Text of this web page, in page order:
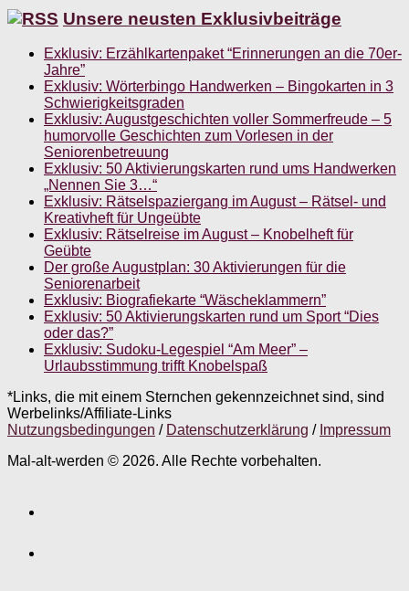
Unsere neusten Exklusivbeiträge
Exklusiv: Erzählkartenpaket “Erinnerungen an die 70er-
Jahre”
Exklusiv: Wörterbingo Handwerken – Bingokarten in 3
Schwierigkeitsgraden
Exklusiv: Augustgeschichten voller Sommerfreude – 5
humorvolle Geschichten zum Vorlesen in der
Seniorenbetreuung
Exklusiv: 50 Aktivierungskarten rund ums Handwerken
„Nennen Sie 3…“
Exklusiv: Rätselspaziergang im August – Rätsel- und
Kreativheft für Ungeübte
Exklusiv: Rätselreise im August – Knobelheft für
Geübte
Der große Augustplan: 30 Aktivierungen für die
Seniorenarbeit
Exklusiv: Biografiekarte “Wäscheklammern”
Exklusiv: 50 Aktivierungskarten rund um Sport “Dies
oder das?”
Exklusiv: Sudoku-Legespiel “Am Meer” –
Urlaubsstimmung trifft Knobelspaß
*Links, die mit einem Sternchen gekennzeichnet sind, sind
Werbelinks/Affiliate-Links
Nutzungsbedingungen / Datenschutzerklärung / Impressum
Mal-alt-werden © 2026. Alle Rechte vorbehalten.